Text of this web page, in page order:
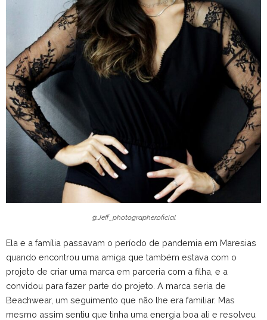
@Jeff_photographer.oficial
Ela e a família passavam o período de pandemia em Maresias
quando encontrou uma amiga que também estava com o
projeto de criar uma marca em parceria com a filha, e a
convidou para fazer parte do projeto. A marca seria de
Beachwear, um seguimento que não lhe era familiar. Mas
mesmo assim sentiu que tinha uma energia boa ali e resolveu